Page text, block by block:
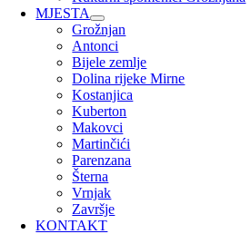
MJESTA
Grožnjan
Antonci
Bijele zemlje
Dolina rijeke Mirne
Kostanjica
Kuberton
Makovci
Martinčići
Parenzana
Šterna
Vrnjak
Završje
KONTAKT